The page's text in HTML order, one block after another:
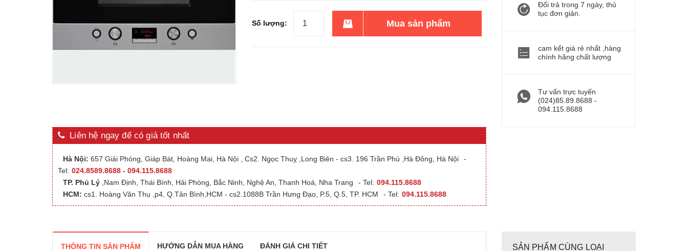
Số lượng: Mua sản phẩm
Đổi trả trong 7 ngày, thủ
tục đơn giản.
cam kết giá rẻ nhất ,hàng
chính hãng chất lượng
Tư vấn trực tuyến
(024)85.89.8688 -
094.115.8688
Liên hệ ngay để có giá tốt nhất
Hà Nội: 657 Giải Phóng, Giáp Bát, Hoàng Mai, Hà Nội , Cs2. Ngọc Thuỵ ,Long Biên - cs3. 196 Trần Phú ,Hà Đông, Hà Nội
-
Tel: 024.8589.8688 - 094.115.8688
TP. Phủ Lý ,Nam Định, Thái Bình, Hải Phòng, Bắc Ninh, Nghệ An, Thanh Hoá, Nha Trang - Tel: 094.115.8688
HCM: cs1. Hoàng Văn Thụ ,p4, Q.Tân Bình,HCM - cs2.1088B Trần Hưng Đạo, P.5, Q.5, TP. HCM - Tel: 094.115.8688
THÔNG TIN SẢN PHẨM HƯỚNG DẪN MUA HÀNG ĐÁNH GIÁ CHI TIẾT SẢN PHẨM CÙNG LOẠI